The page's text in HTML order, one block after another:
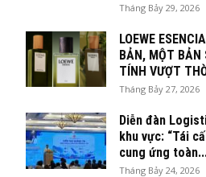
Tháng Bảy 29, 2026
LOEWE
BẢN, MỘT BẢN
TÍNH VƯỢT
Tháng Bảy 27, 2026
Diễn đàn
khu vực: “Tái
cung ứng
Tháng Bảy 24, 2026